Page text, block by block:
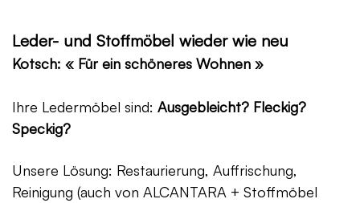
Leder- und Stoffmöbel wieder wie neu
Kotsch: « Für ein schöneres Wohnen »
Ihre Ledermöbel sind: Ausgebleicht? Fleckig?
Speckig?
Unsere Lösung: Restaurierung, Auffrischung,
Reinigung (auch von ALCANTARA + Stoffmöbel